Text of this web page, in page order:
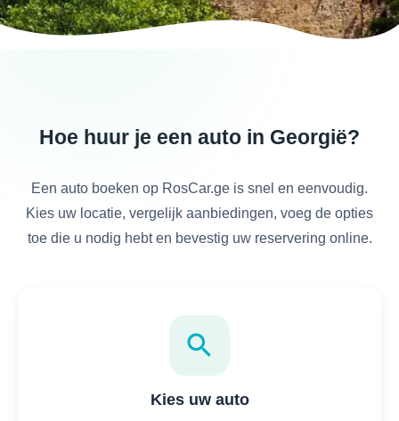
Hoe huur je een auto in Georgië?
Een auto boeken op RosCar.ge is snel en eenvoudig.
Kies uw locatie, vergelijk aanbiedingen, voeg de opties
toe die u nodig hebt en bevestig uw reservering online.
search
Kies uw auto